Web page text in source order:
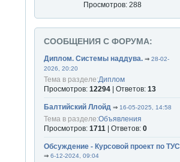
Просмотров: 288
СООБЩЕНИЯ С ФОРУМА:
Диплом. Системы наддува. ⇒28-02-
2026, 20:20
Тема в разделе:Диплом
Просмотров:12294 | Ответов:13
Балтийский Ллойд ⇒16-05-2025, 14:58
Тема в разделе:Объявления
Просмотров:1711 | Ответов:0
Обсуждение - Курсовой проект по ТУС
⇒6-12-2024, 09:04